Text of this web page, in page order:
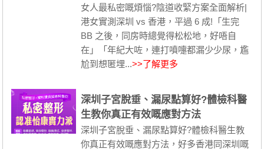
女人最私密嘅煩惱?陰道收緊方案全面解析|
港女實測深圳 vs 香港，平過 6 成!「生完
BB 之後，同房時總覺得松松地，好唔自
在」「年紀大咗，連打噴嚏都漏少少尿，尷
尬到想匿埋...>>了解更多
深圳子宮脫垂、漏尿點算好?體檢科醫
生教你真正有效嘅應對方法
深圳子宮脫垂、漏尿點算好?體檢科醫生教
你真正有效嘅應對方法，好多香港同深圳嘅